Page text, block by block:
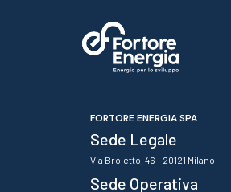
FORTORE ENERGIA SPA
Sede Legale
Via Broletto, 46 - 20121 Milano
Sede Operativa